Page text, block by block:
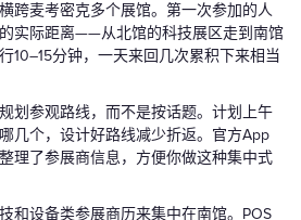
跨麦考密克多个展馆。第一次参加的人
实际距离——从北馆的科技展区走到南馆
10–15分钟，一天来回几次累积下来相当
划参观路线，而不是按话题。计划上午
几个，设计好路线减少折返。官方App
理了参展商信息，方便你做这种集中式
和设备类参展商历来集中在南馆。POS